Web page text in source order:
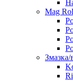
Mag
Змазка/